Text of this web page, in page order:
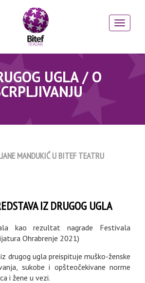
UGLA / O
MANDUKIĆ U BITEF TEATRU
IZ DRUGOG UGLA
kao rezultat nagrade Festivala
Ohrabrenje 2021)
drugog ugla preispituje muško-ženske
sukobe i opšteočekivane norme
i žene u vezi.